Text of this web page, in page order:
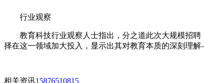
行业观察
教育科技行业观察人士指出，分之道此次大规模招
择在这一领域加大投入，显示出其对教育本质的深刻理
相关资讯15876510815